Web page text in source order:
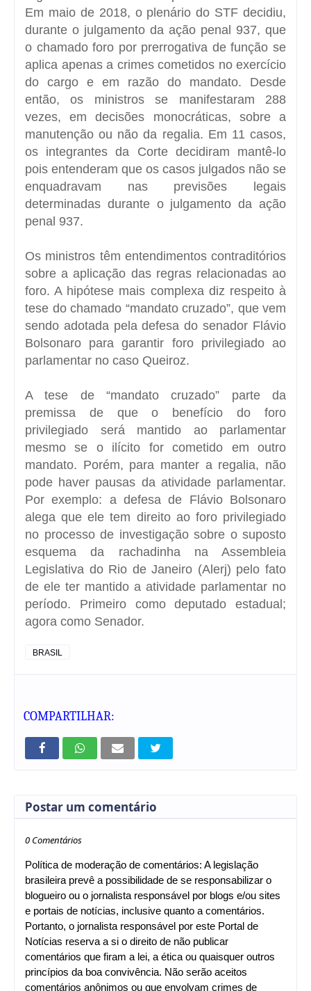
Em maio de 2018, o plenário do STF decidiu,
durante o julgamento da ação penal 937, que
o chamado foro por prerrogativa de função se
aplica apenas a crimes cometidos no exercício
do cargo e em razão do mandato. Desde
então, os ministros se manifestaram 288
vezes, em decisões monocráticas, sobre a
manutenção ou não da regalia. Em 11 casos,
os integrantes da Corte decidiram mantê-lo
pois entenderam que os casos julgados não se
enquadravam nas previsões legais
determinadas durante o julgamento da ação
penal 937.
Os ministros têm entendimentos contraditórios
sobre a aplicação das regras relacionadas ao
foro. A hipótese mais complexa diz respeito à
tese do chamado “mandato cruzado”, que vem
sendo adotada pela defesa do senador Flávio
Bolsonaro para garantir foro privilegiado ao
parlamentar no caso Queiroz.
A tese de “mandato cruzado” parte da
premissa de que o benefício do foro
privilegiado será mantido ao parlamentar
mesmo se o ilícito for cometido em outro
mandato. Porém, para manter a regalia, não
pode haver pausas da atividade parlamentar.
Por exemplo: a defesa de Flávio Bolsonaro
alega que ele tem direito ao foro privilegiado
no processo de investigação sobre o suposto
esquema da rachadinha na Assembleia
Legislativa do Rio de Janeiro (Alerj) pelo fato
de ele ter mantido a atividade parlamentar no
período. Primeiro como deputado estadual;
agora como Senador.
BRASIL
COMPARTILHAR:
Postar um comentário
0 Comentários
Política de moderação de comentários: A legislação
brasileira prevê a possibilidade de se responsabilizar o
blogueiro ou o jornalista responsável por blogs e/ou sites
e portais de notícias, inclusive quanto a comentários.
Portanto, o jornalista responsável por este Portal de
Notícias reserva a si o direito de não publicar
comentários que firam a lei, a ética ou quaisquer outros
princípios da boa convivência. Não serão aceitos
comentários anônimos ou que envolvam crimes de